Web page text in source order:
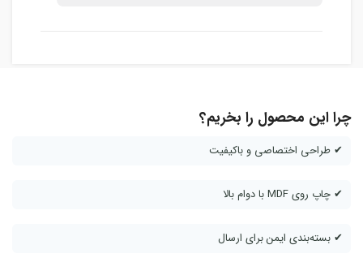
چرا این محصول را بخریم؟
✔ طراحی اختصاصی و باکیفیت
✔ چاپ روی MDF با دوام بالا
✔ بسته‌بندی ایمن برای ارسال